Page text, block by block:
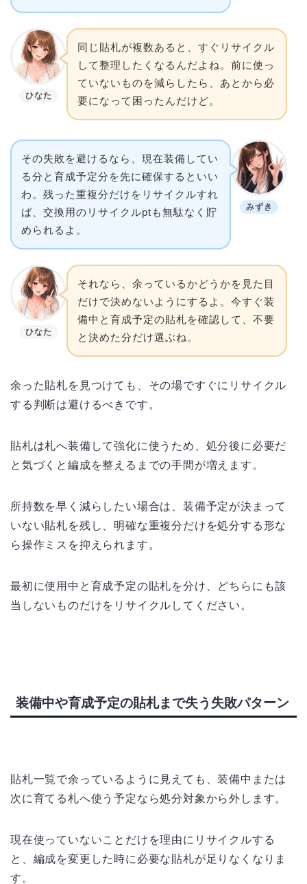
ひなた
同じ貼札が複数あると、すぐリサイクル
して整理したくなるんだよね。前に使っ
ていないものを減らしたら、あとから必
要になって困ったんだけど。
みずき
その失敗を避けるなら、現在装備してい
る分と育成予定分を先に確保するといい
わ。残った重複分だけをリサイクルすれ
ば、交換用のリサイクルptも無駄なく貯
められるよ。
ひなた
それなら、余っているかどうかを見た目
だけで決めないようにするよ。今すぐ装
備中と育成予定の貼札を確認して、不要
と決めた分だけ選ぶね。
余った貼札を見つけても、その場ですぐにリサイクル
する判断は避けるべきです。
貼札は札へ装備して強化に使うため、処分後に必要だ
と気づくと編成を整えるまでの手間が増えます。
所持数を早く減らしたい場合は、装備予定が決まって
いない貼札を残し、明確な重複分だけを処分する形な
ら操作ミスを抑えられます。
最初に使用中と育成予定の貼札を分け、どちらにも該
当しないものだけをリサイクルしてください。
装備中や育成予定の貼札まで失う失敗パターン
貼札一覧で余っているように見えても、装備中または
次に育てる札へ使う予定なら処分対象から外します。
現在使っていないことだけを理由にリサイクルする
と、編成を変更した時に必要な貼札が足りなくなりま
す。